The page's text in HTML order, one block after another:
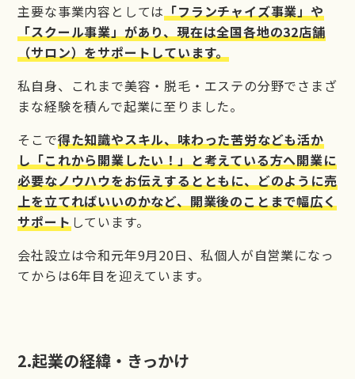
主要な事業内容としては 「フランチャイズ事業」や
「スクール事業」があり、現在は全国各地の32店舗
（サロン）をサポートしています。
私自身、これまで美容・脱毛・エステの分野でさまざ
まな経験を積んで起業に至りました。
そこで得た知識やスキル、味わった苦労なども活か
し「これから開業したい！」と考えている方へ開業に
必要なノウハウをお伝えするとともに、どのように売
上を立てればいいのかなど、開業後のことまで幅広く
サポート しています。
会社設立は令和元年9月20日、私個人が自営業になっ
てからは6年目を迎えています。
2.起業の経緯・きっかけ